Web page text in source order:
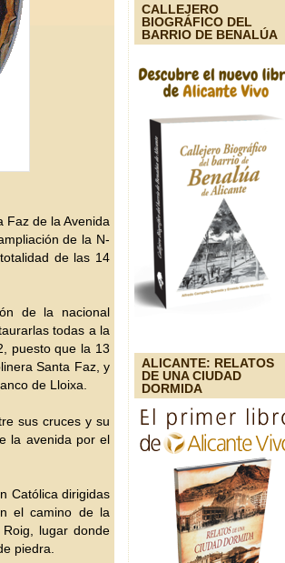
Faz de la Avenida
de la N-
de las 14
de la nacional
todas a la
puesto que la 13
Santa Faz, y
de Lloixa.
sus cruces y su
la avenida por el
Católica dirigidas
el camino de la
lugar donde
piedra.
CALLEJERO
BIOGRÁFICO DEL
BARRIO DE BENALÚA
ALICANTE: RELATOS
DE UNA CIUDAD
DORMIDA